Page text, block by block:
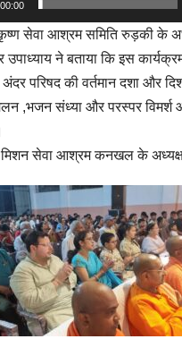
00:00
सेवा आश्रम समिति रुड़की के
उपाध्याय ने बताया कि इस
परिषद की वर्तमान दशा और
,भजन संध्या और परस्पर
मिशन सेवा आश्रम कनखल के अध्यक्ष